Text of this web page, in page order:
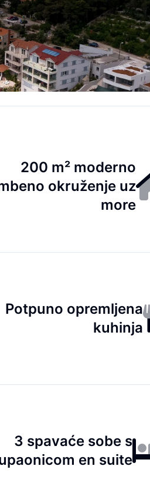
200 m² moderno
okruženje uz
more
Potpuno opremljena
kuhinja
3 spavaće sobe s
en suite